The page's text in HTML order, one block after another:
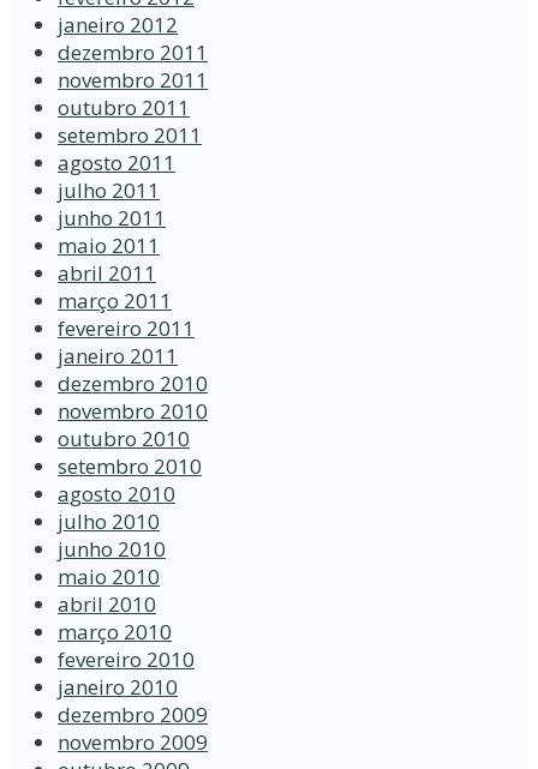
janeiro 2012
dezembro 2011
novembro 2011
outubro 2011
setembro 2011
agosto 2011
julho 2011
junho 2011
maio 2011
abril 2011
março 2011
fevereiro 2011
janeiro 2011
dezembro 2010
novembro 2010
outubro 2010
setembro 2010
agosto 2010
julho 2010
junho 2010
maio 2010
abril 2010
março 2010
fevereiro 2010
janeiro 2010
dezembro 2009
novembro 2009